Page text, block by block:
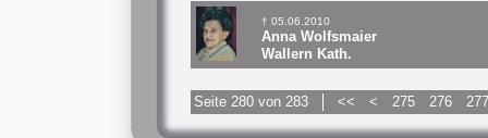
† 05.06.2010
Anna Wolfsmaier
Wallern Kath.
Seite 280 von 283 << < 275 276 277